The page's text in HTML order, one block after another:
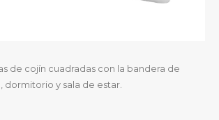
de cojín cuadradas con la bandera de
dormitorio y sala de estar.